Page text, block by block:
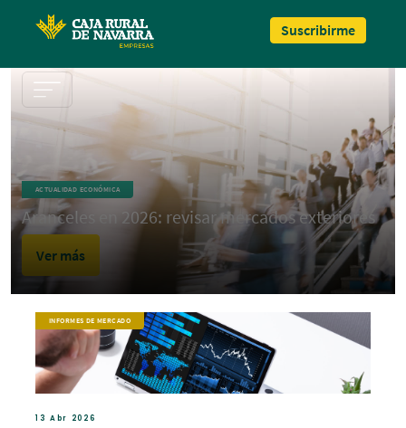
Suscribirme
ACTUALIDAD ECONÓMICA
Aranceles en 2026: revisar mercados exteriores
Ver más
INFORMES DE MERCADO
13 Abr 2026